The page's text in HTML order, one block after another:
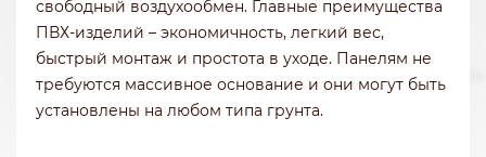
свободный воздухообмен. Главные преимущества
ПВХ-изделий – экономичность, легкий вес,
быстрый монтаж и простота в уходе. Панелям не
требуются массивное основание и они могут быть
установлены на любом типа грунта.